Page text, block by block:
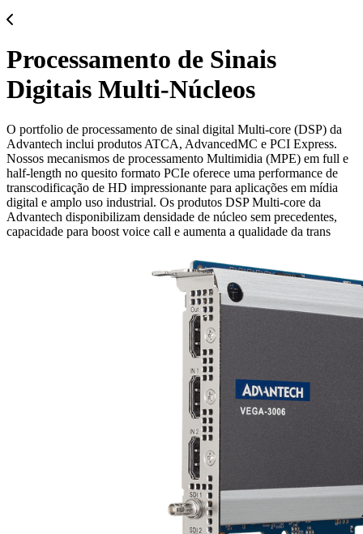
Processamento de Sinais
Digitais Multi-Núcleos
O portfolio de processamento de sinal digital Multi-core (DSP) da
Advantech inclui produtos ATCA, AdvancedMC e PCI Express.
Nossos mecanismos de processamento Multimidia (MPE) em full e
half-length no quesito formato PCIe oferece uma performance de
transcodificação de HD impressionante para aplicações em mídia
digital e amplo uso industrial. Os produtos DSP Multi-core da
Advantech disponibilizam densidade de núcleo sem precedentes,
capacidade para boost voice call e aumenta a qualidade da trans